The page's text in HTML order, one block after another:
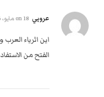
عروبي 18 مايو، 2016 8:44 ص
اين اثرياء
الفتح من